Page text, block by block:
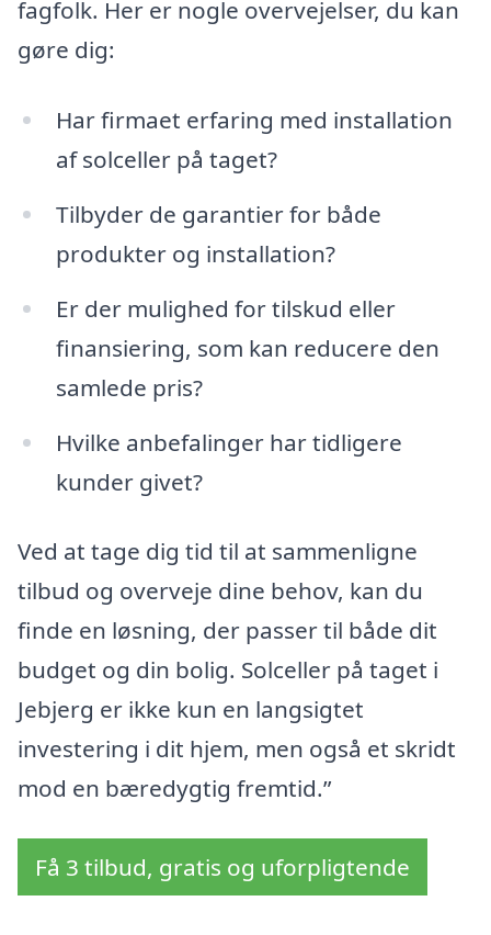
fagfolk. Her er nogle overvejelser, du kan
gøre dig:
Har firmaet erfaring med installation
af solceller på taget?
Tilbyder de garantier for både
produkter og installation?
Er der mulighed for tilskud eller
finansiering, som kan reducere den
samlede pris?
Hvilke anbefalinger har tidligere
kunder givet?
Ved at tage dig tid til at sammenligne
tilbud og overveje dine behov, kan du
finde en løsning, der passer til både dit
budget og din bolig. Solceller på taget i
Jebjerg er ikke kun en langsigtet
investering i dit hjem, men også et skridt
mod en bæredygtig fremtid.”
Få 3 tilbud, gratis og uforpligtende